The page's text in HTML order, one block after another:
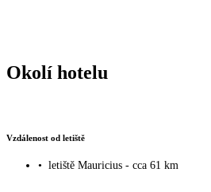
Okolí hotelu
Vzdálenost od letiště
• letiště Mauricius - cca 61 km